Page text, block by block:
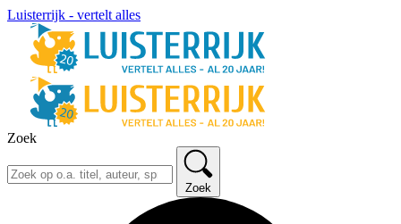
Luisterrijk - vertelt alles
Zoek
Zoek